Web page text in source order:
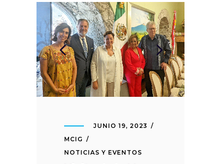
JUNIO 19, 2023
MCIG
NOTICIAS Y EVENTOS